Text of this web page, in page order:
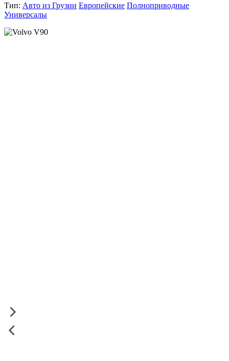
Тип: Авто из Грузии Европейские Полноприводные
Универсалы